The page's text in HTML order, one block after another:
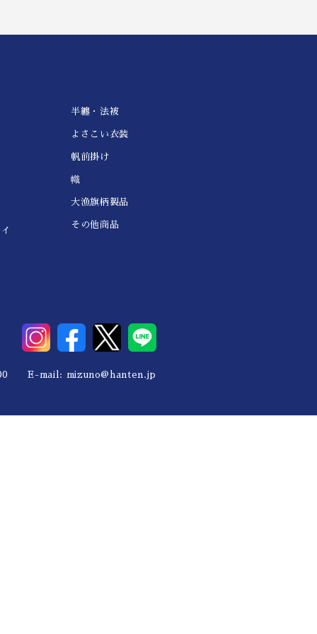
半纏・法被
よさこい衣装
帆前掛け
幟
大漁旗柄製品
その他商品
E-mail: mizuno@hanten.jp